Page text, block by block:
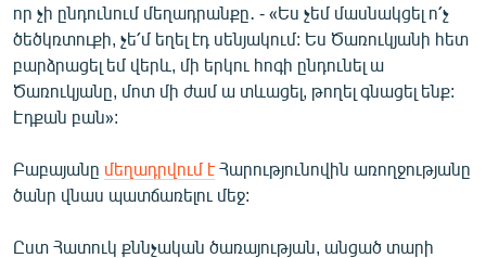
ՓՈԴՔԱՍԹ
Հայերեն
English
ՀԵՏԵՎԵՔ ՄԵԶ
որ չի ընդունում մեղադրանքը․ - «Ես չեմ մասնակցել ո՛չ
ծեծկռտուքի, չե՛մ եղել էդ սենյակում: Ես Ծառուկյանի հետ
բարձրացել եմ վերև, մի երկու հոգի ընդունել ա
Ծառուկյանը, մոտ մի ժամ ա տևացել, թողել գնացել ենք:
Էդքան բան»:
Բաբայանը մեղադրվում էՀարությունովին առողջությանը
ծանր վնաս պատճառելու մեջ:
Ըստ Հատուկ քննչական ծառայության, անցած տարի